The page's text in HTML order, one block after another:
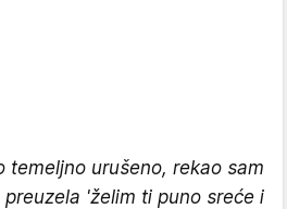
temeljno urušeno, rekao sam
'želim ti puno sreće i